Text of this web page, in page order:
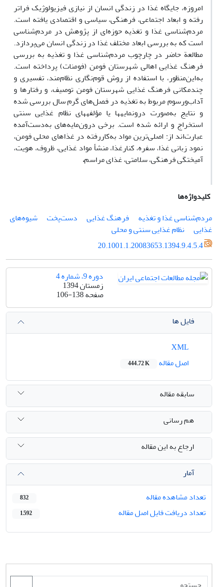
امروزه، جایگاه غذا در زندگی انسان از نیازی فیزیولوژیک فراتر
رفته و ابعاد اجتماعی، فرهنگی، سیاسی و اقتصادی یافته ‌است.
مردم‌شناسی غذا و تغذیه حوزه‌ای از پژوهش در مردم‌شناسی
است که به بررسی ابعاد مختلف غذا در زندگی انسان می‌پردازد.
مطالعة حاضر در چارچوب مردم‌شناسی غذا و تغذیه به بررسی
فرهنگ غذایی اهالی شهرستان فومن (فومنات) پرداخته است.
به‌این‌منظور، با استفاده از روش قوم‌نگاری نظام‌مند، تفسیری و
چندمکانی فرهنگ غذایی شهرستان فومن توصیف، و رفتارها و
آداب‌‌ورسوم مربوط به تغذیه در فصل‌های گرم سال بررسی‌ شده
و نتایج به‌‌صورت درون­مایه­ها یا مؤلفه­های نظام غذایی سنتی
استخراج و ارائه شده ‌است. برخی درون‌مایه‌‌های به‌دست‌آمده
عبارت‌اند از: اصلی‌ترین مواد به‌کاررفته در غذاهای محلی فومن،
نمود زبانی غذا، سفره، کنارغذا، منشأ مواد غذایی، ظروف، هویت،
آمیختگی فرهنگی، سلامتی، غذای مراسم.
کلیدواژه‌ها
مردم‌شناسی غذا و تغذیه
فرهنگ غذایی دست‌پخت
شیوه‌های
غذایی
نظام غذایی سنتی و محلی
20.1001.1.20083653.1394.9.4.5.4
دوره 9، شماره 4
زمستان 1394
صفحه106-138
فایل ها
اصل مقاله
444.72 K
سابقه مقاله
هم رسانی
ارجاع به این مقاله
آمار
تعداد مشاهده مقاله
832
تعداد دریافت فایل اصل مقاله 1,592